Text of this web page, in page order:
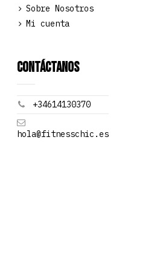
Sobre Nosotros
Mi cuenta
Contáctanos
+34614130370
hola@fitnesschic.es